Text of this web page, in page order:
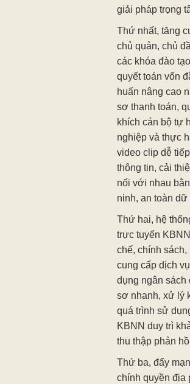
giải pháp trọng
Thứ nhất, tăng
chủ quản, chủ
các khóa đào
quyết toán vốn
huấn nâng cao
sơ thanh toán,
khích cán bộ tự
nghiệp và thực
video clip dễ
thông tin, cải
nối với nhau
ninh, an toàn dữ
Thứ hai, hệ
trực tuyến
chế, chính
cung cấp dịch
dụng ngân sách
sơ nhanh, xử lý
quá trình sử
KBNN duy trì
thu thập phản
Thứ ba, đẩy
chính quyền địa